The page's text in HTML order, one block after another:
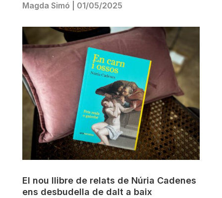
Magda Simó 01/05/2025
El nou llibre de relats de Núria Cadenes
ens desbudella de dalt a baix